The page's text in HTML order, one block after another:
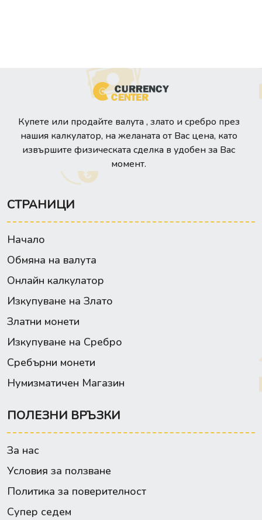
Купете или продайте валута , злато и сребро през
нашия калкулатор, на желаната от Вас цена, като
извършите физическата сделка в удобен за Вас
момент.
СТРАНИЦИ
Начало
Обмяна на валута
Онлайн калкулатор
Изкупуване на Злато
Златни монети
Изкупуване на Сребро
Сребърни монети
Нумизматичен Магазин
ПОЛЕЗНИ ВРЪЗКИ
За нас
Условия за ползване
Политика за поверителност
Супер седем